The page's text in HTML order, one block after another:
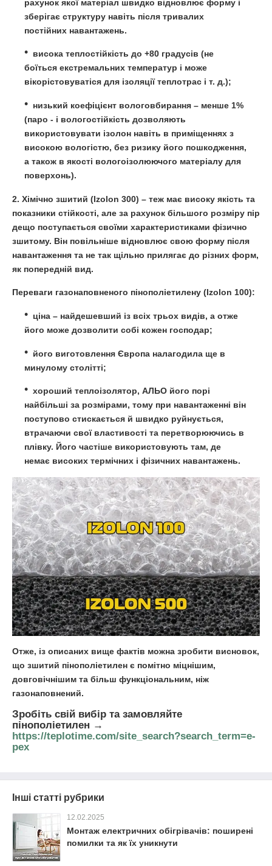
рахунок якої матеріал швидко відновлює форму і
зберігає структуру навіть після тривалих
постійних навантажень.
висока теплостійкість до +80 градусів (не
боїться екстремальних температур і може
вікорістовуватіся для ізоляції теплотрас і т. д.);
низький коефіцієнт вологовбирання – менше 1%
(паро - і вологостійкість дозволяють
використовувати ізолон навіть в приміщеннях з
високою вологістю, без ризику його пошкодження,
а також в якості вологоізолюючого матеріалу для
поверхонь).
2. Хімічно зшитий (Izolon 300) – теж має високу якість та
показники стійкості, але за рахунок більшого розміру пір
дещо поступається своїми характеристиками фізично
зшитому. Він повільніше відновлює свою форму після
навантаження та не так щільно прилягає до різних форм,
як попередній вид.
Переваги газонаповненого пінополіетилену (Izolon 100):
ціна – найдешевший із всіх трьох видів, а отже
його може дозволити собі кожен господар;
його виготовлення Європа налагодила ще в
минулому столітті;
хороший теплоізолятор, АЛЬО його порі
найбільші за розмірами, тому при навантаженні він
поступово стискається й швидко руйнується,
втрачаючи свої властивості та перетворюючись в
плівку. Його частіше використовують там, де
немає високих термічних і фізичних навантажень.
Отже, із описаних вище фактів можна зробити висновок,
що зшитий пінополіетилен є помітно міцнішим,
довговічнішим та більш функціональним, ніж
газонаповнений.
Зробіть свій вибір та замовляйте
пінополіетилен →
https://teplotime.com/site_search?search_term=e-
pex
Інші статті рубрики
12.02.2025
Монтаж електричних обігрівачів: поширені
помилки та як їх уникнути